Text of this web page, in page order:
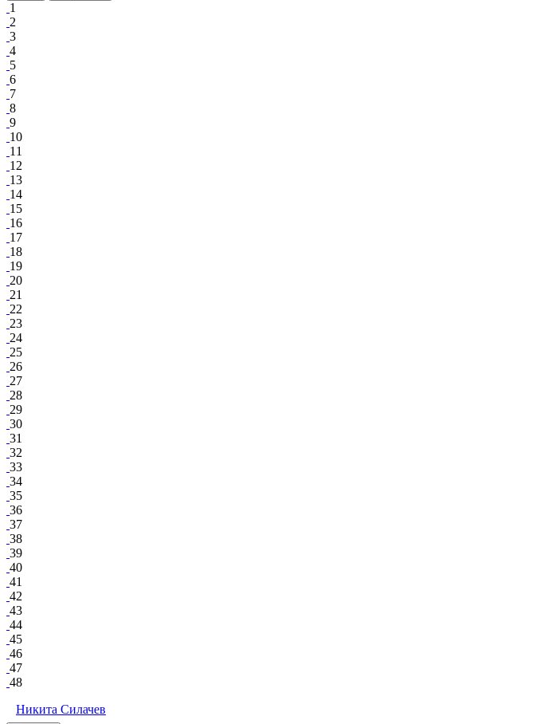
1
2
3
4
5
6
7
8
9
10
11
12
13
14
15
16
17
18
19
20
21
22
23
24
25
26
27
28
29
30
31
32
33
34
35
36
37
38
39
40
41
42
43
44
45
46
47
48
Никита Силачев